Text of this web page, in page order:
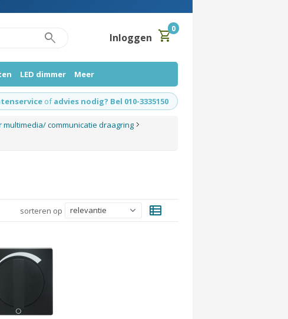
search Inloggen shopping_cart0
LED dimmer Meer
of advies nodig? Bel 010-3335150
multimedia/ communicatie draagring
sorteren op view_list